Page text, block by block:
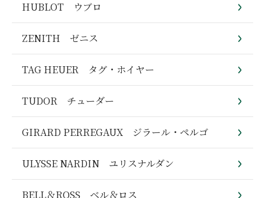
HUBLOT ウブロ
ZENITH ゼニス
TAG HEUER タグ・ホイヤー
TUDOR チューダー
GIRARD PERREGAUX ジラール・ペルゴ
ULYSSE NARDIN ユリスナルダン
BELL＆ROSS ベル＆ロス